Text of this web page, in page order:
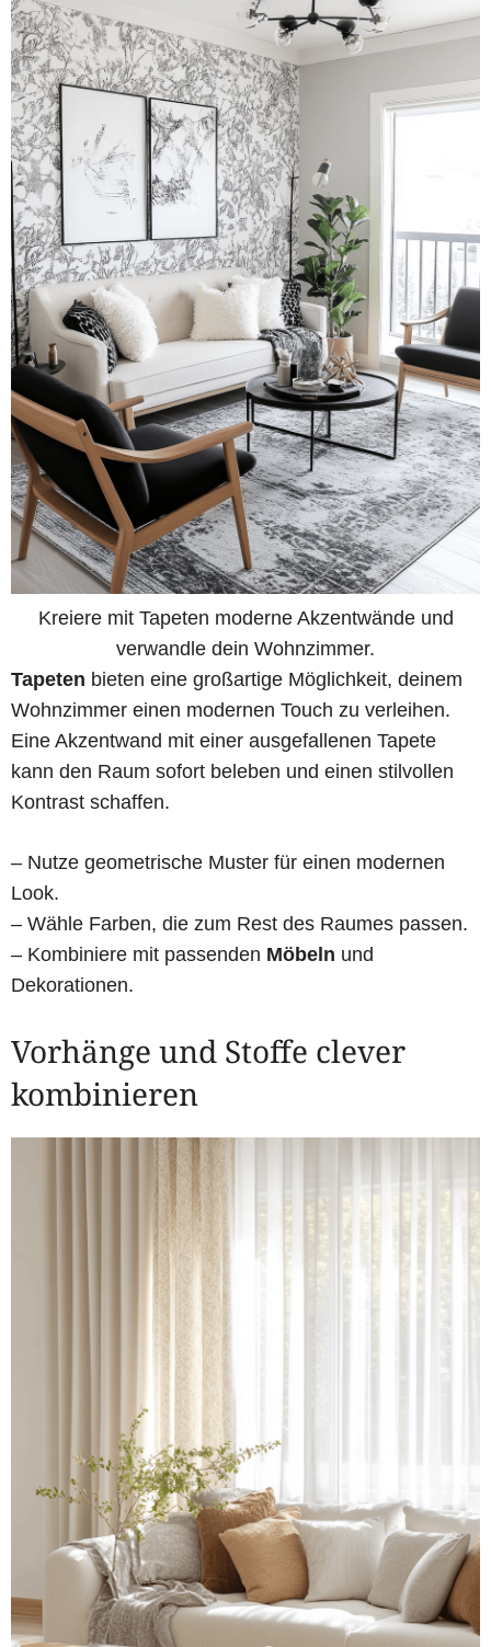
Kreiere mit Tapeten moderne Akzentwände und
verwandle dein Wohnzimmer.
Tapeten bieten eine großartige Möglichkeit, deinem
Wohnzimmer einen modernen Touch zu verleihen.
Eine Akzentwand mit einer ausgefallenen Tapete
kann den Raum sofort beleben und einen stilvollen
Kontrast schaffen.
– Nutze geometrische Muster für einen modernen
Look.
– Wähle Farben, die zum Rest des Raumes passen.
– Kombiniere mit passenden Möbeln und
Dekorationen.
Vorhänge und Stoffe clever
kombinieren